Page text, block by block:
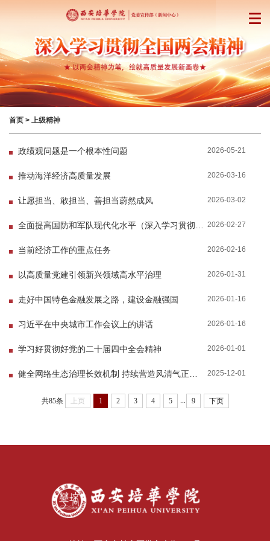
首页 > 上级精神
政绩观问题是一个根本性问题 2026-05-21
推动海洋经济高质量发展 2026-03-16
让愿担当、敢担当、善担当蔚然成风 2026-03-02
2026-02-27
当前经济工作的重点任务 2026-02-16
以高质量党建引领新兴领域高水平治理 2026-01-31
走好中国特色金融发展之路，建设金融强国 2026-01-16
习近平在中央城市工作会议上的讲话 2026-01-16
学习好贯彻好党的二十届四中全会精神 2026-01-01
2025-12-01
共85条 上页 1 2 3 4 5 9 下页